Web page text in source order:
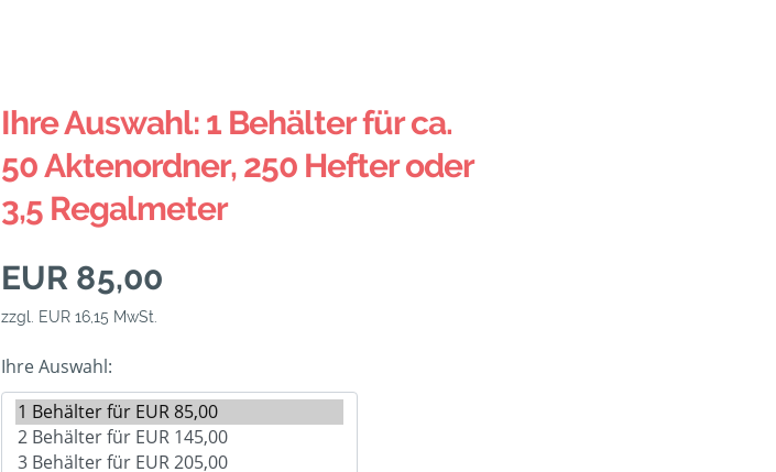
Ihre Auswahl: 1 Behälter für ca.
50 Aktenordner, 250 Hefter oder
3,5 Regalmeter
EUR 85,00
zzgl. EUR 16,15 MwSt.
Ihre Auswahl: